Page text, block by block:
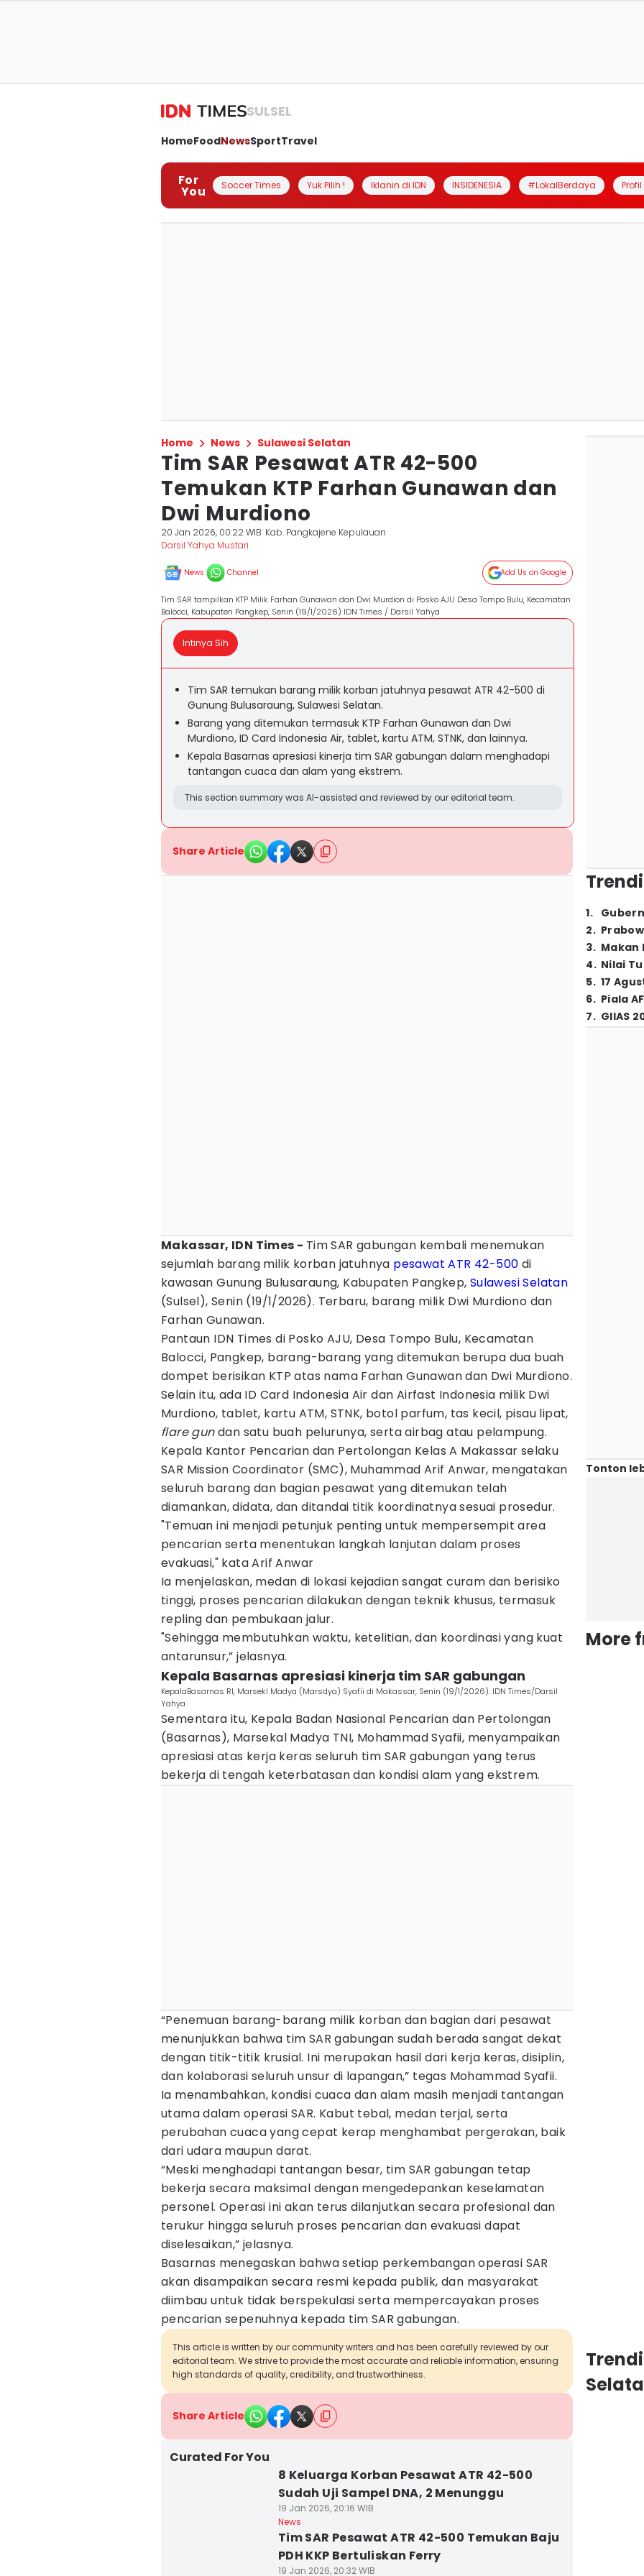
SULSEL
HomeFoodNewsSportTravel
For
You Soccer Times Yuk Pilih ! Iklanin di IDN INSIDENESIA #LokalBerdaya
Home News Sulawesi Selatan
Tim SAR Pesawat ATR 42-500
Temukan KTP Farhan Gunawan dan
Dwi Murdiono
20 Jan 2026, 00:22 WIB Kab. Pangkajene Kepulauan
Darsil Yahya Mustari
News Channel Add Us on Google
Tim SAR tampilkan KTP Milik Farhan Gunawan dan Dwi Murdion di Posko AJU Desa Tompo Bulu, Kecamatan
Balocci, Kabupaten Pangkep, Senin (19/1/2026) IDN Times / Darsil Yahya
Intinya Sih
Tim SAR temukan barang milik korban jatuhnya pesawat ATR 42-500 di
Gunung Bulusaraung, Sulawesi Selatan.
Barang yang ditemukan termasuk KTP Farhan Gunawan dan Dwi
Murdiono, ID Card Indonesia Air, tablet, kartu ATM, STNK, dan lainnya.
Kepala Basarnas apresiasi kinerja tim SAR gabungan dalam menghadapi
tantangan cuaca dan alam yang ekstrem.
This section summary was AI-assisted and reviewed by our editorial team.
Share Article
Makassar, IDN Times - Tim SAR gabungan kembali menemukan
sejumlah barang milik korban jatuhnya pesawat ATR 42-500 di
kawasan Gunung Bulusaraung, Kabupaten Pangkep, Sulawesi Selatan
(Sulsel), Senin (19/1/2026). Terbaru, barang milik Dwi Murdiono dan
Farhan Gunawan.
Pantaun IDN Times di Posko AJU, Desa Tompo Bulu, Kecamatan
Balocci, Pangkep, barang-barang yang ditemukan berupa dua buah
dompet berisikan KTP atas nama Farhan Gunawan dan Dwi Murdiono.
Selain itu, ada ID Card Indonesia Air dan Airfast Indonesia milik Dwi
Murdiono, tablet, kartu ATM, STNK, botol parfum, tas kecil, pisau lipat,
flare gundan satu buah pelurunya, serta airbag atau pelampung.
Kepala Kantor Pencarian dan Pertolongan Kelas A Makassar selaku
SAR Mission Coordinator (SMC), Muhammad Arif Anwar, mengatakan
seluruh barang dan bagian pesawat yang ditemukan telah
diamankan, didata, dan ditandai titik koordinatnya sesuai prosedur.
"Temuan ini menjadi petunjuk penting untuk mempersempit area
pencarian serta menentukan langkah lanjutan dalam proses
evakuasi," kata Arif Anwar
Ia menjelaskan, medan di lokasi kejadian sangat curam dan berisiko
tinggi, proses pencarian dilakukan dengan teknik khusus, termasuk
repling dan pembukaan jalur.
"Sehingga membutuhkan waktu, ketelitian, dan koordinasi yang kuat
antarunsur,” jelasnya.
Kepala Basarnas apresiasi kinerja tim SAR gabungan
KepalaBasarnas RI, Marsekl Madya (Marsdya) Syafii di Makassar, Senin (19/1/2026). IDN Times/Darsil
Yahya
Sementara itu, Kepala Badan Nasional Pencarian dan Pertolongan
(Basarnas), Marsekal Madya TNI, Mohammad Syafii, menyampaikan
apresiasi atas kerja keras seluruh tim SAR gabungan yang terus
bekerja di tengah keterbatasan dan kondisi alam yang ekstrem.
“Penemuan barang-barang milik korban dan bagian dari pesawat
menunjukkan bahwa tim SAR gabungan sudah berada sangat dekat
dengan titik-titik krusial. Ini merupakan hasil dari kerja keras, disiplin,
dan kolaborasi seluruh unsur di lapangan,” tegas Mohammad Syafii.
Ia menambahkan, kondisi cuaca dan alam masih menjadi tantangan
utama dalam operasi SAR. Kabut tebal, medan terjal, serta
perubahan cuaca yang cepat kerap menghambat pergerakan, baik
dari udara maupun darat.
“Meski menghadapi tantangan besar, tim SAR gabungan tetap
bekerja secara maksimal dengan mengedepankan keselamatan
personel. Operasi ini akan terus dilanjutkan secara profesional dan
terukur hingga seluruh proses pencarian dan evakuasi dapat
diselesaikan,” jelasnya.
Basarnas menegaskan bahwa setiap perkembangan operasi SAR
akan disampaikan secara resmi kepada publik, dan masyarakat
diimbau untuk tidak berspekulasi serta mempercayakan proses
pencarian sepenuhnya kepada tim SAR gabungan.
This article is written by our community writers and has been carefully reviewed by our
editorial team. We strive to provide the most accurate and reliable information, ensuring
high standards of quality, credibility, and trustworthiness.
Share Article
Curated For You
8 Keluarga Korban Pesawat ATR 42-500
Sudah Uji Sampel DNA, 2 Menunggu
19 Jan 2026, 20:16 WIB
News
Tim SAR Pesawat ATR 42-500 Temukan Baju
PDH KKP Bertuliskan Ferry
19 Jan 2026, 20:32 WIB
1.
2.
3. Makan
4. Nilai
5. 17
6. Piala
7. GIIAS
Tonton
More